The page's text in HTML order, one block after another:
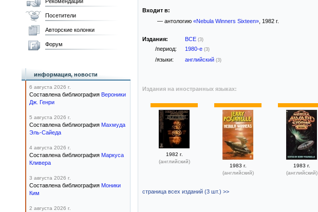
Входит в:
— антологию «Nebula Winners Sixteen», 1982 г.
Издания: ВСЕ (3)
/период: 1980-е (3)
/языки: английский (3)
Издания на иностранных языках:
1982 г.
(английский)
1983 г.
(английский)
1983 г.
(английский)
страница всех изданий (3 шт.) >>
Посетители
Авторские колонки
Форум
информация, новости
6 августа 2026 г.
Составлена библиография Вероники
Дж. Генри
5 августа 2026 г.
Составлена библиография Махмуда
Эль-Сайеда
4 августа 2026 г.
Составлена библиография Маркуса
Кливера
3 августа 2026 г.
Составлена библиография Моники
Ким
2 августа 2026 г.